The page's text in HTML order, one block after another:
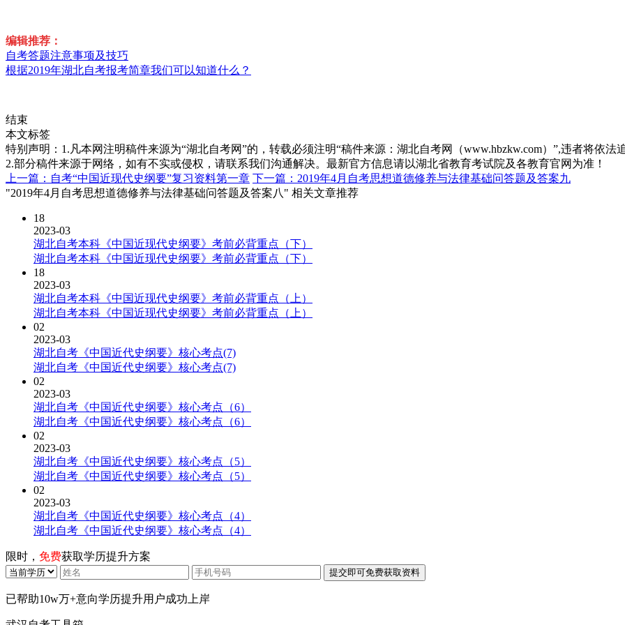
编辑推荐：
自考答题注意事项及技巧
根据2019年湖北自考报考简章我们可以知道什么？
结束
本文标签
特别声明：1.凡本网注明稿件来源为“湖北自考网”的，转载必须注明“稿件来源：湖北自考网（www.hbzkw.com）”,违者将依法
2.部分稿件来源于网络，如有不实或侵权，请联系我们沟通解决。最新官方信息请以湖北省教育考试院及各教育官网为准！
上一篇：自考“中国近现代史纲要”复习资料第一章 下一篇：2019年4月自考思想道德修养与法律基础问答题及答案九
"2019年4月自考思想道德修养与法律基础问答题及答案八" 相关文章推荐
18
2023-03
湖北自考本科《中国近现代史纲要》考前必背重点（下）
湖北自考本科《中国近现代史纲要》考前必背重点（下）
18
2023-03
湖北自考本科《中国近现代史纲要》考前必背重点（上）
湖北自考本科《中国近现代史纲要》考前必背重点（上）
02
2023-03
湖北自考《中国近代史纲要》核心考点(7)
湖北自考《中国近代史纲要》核心考点(7)
02
2023-03
湖北自考《中国近代史纲要》核心考点（6）
湖北自考《中国近代史纲要》核心考点（6）
02
2023-03
湖北自考《中国近代史纲要》核心考点（5）
湖北自考《中国近代史纲要》核心考点（5）
02
2023-03
湖北自考《中国近代史纲要》核心考点（4）
湖北自考《中国近代史纲要》核心考点（4）
限时， 免费获取学历提升方案
已帮助10w万+意向学历提升用户成功上岸